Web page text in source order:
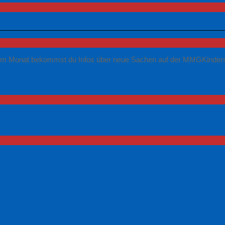
Monat bekommst du Infos über neue Sachen auf der